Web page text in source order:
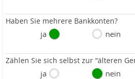
Haben Sie mehrere Bankkonten?
ja nein
Zählen Sie sich selbst zur "älteren
ja nein